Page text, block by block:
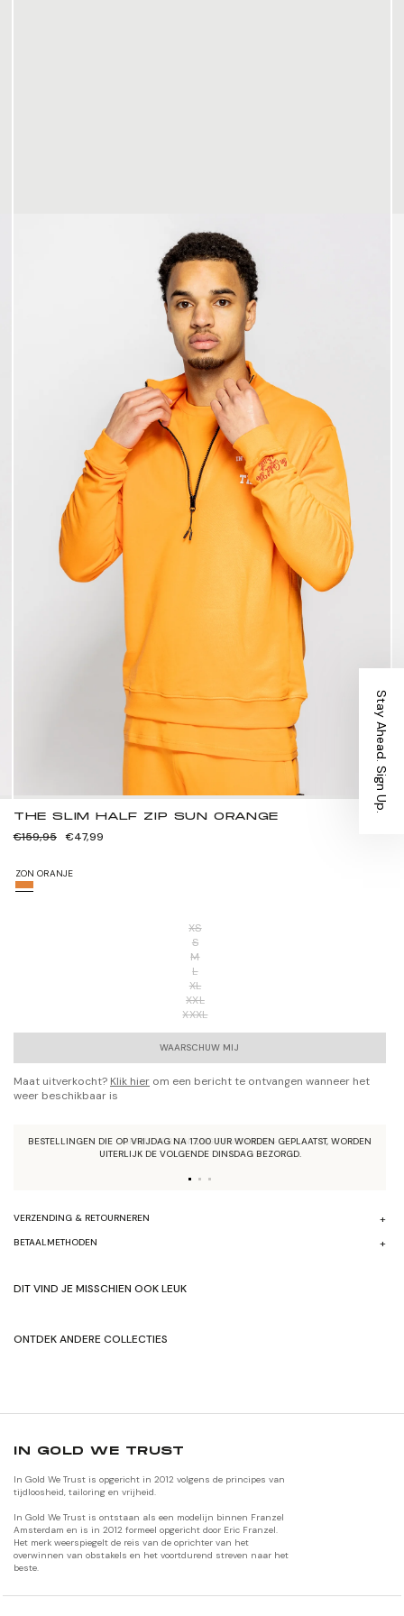
THE SLIM HALF ZIP SUN ORANGE
Normale
€159,95 Verkoopprijs
€47,99
ZON ORANJE
XS
S
M
L
XL
XXL
XXXL
WAARSCHUW MIJ
Maat uitverkocht? Klik hier om een bericht te ontvangen wanneer het
weer beschikbaar is
BESTELLINGEN DIE OP VRIJDAG NA 17.00 UUR WORDEN GEPLAATST, WORDEN
UITERLIJK DE VOLGENDE DINSDAG BEZORGD.
GRATIS VERZENDING BOVEN €40,-
SHOP HERFST/WINTER'24
IN GOLD WE TRUST
In Gold We Trust is opgericht in 2012 volgens de principes van
tijdloosheid, tailoring en vrijheid.
In Gold We Trust is ontstaan als een modelijn binnen Franzel
Amsterdam en is in 2012 formeel opgericht door Eric Franzel.
Het merk weerspiegelt de reis van de oprichter van het
overwinnen van obstakels en het voortdurend streven naar het
beste.
Stay Ahead. Sign Up.